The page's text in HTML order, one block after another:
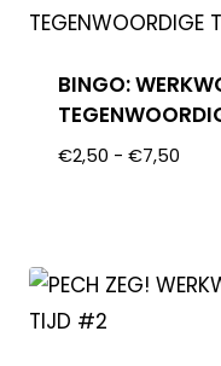
BINGO:
€2,50 - €7,50